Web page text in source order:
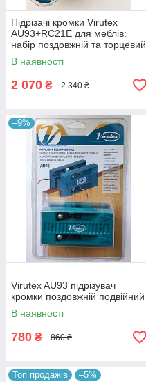
Підрізачі кромки Virutex
AU93+RC21E для меблів:
набір поздовжній та торцевий
В наявності
2 070 ₴ 2 340 ₴
–9%
Virutex AU93 підрізувач
кромки поздовжній подвійний
В наявності
780 ₴ 860 ₴
Топ продажів –5%